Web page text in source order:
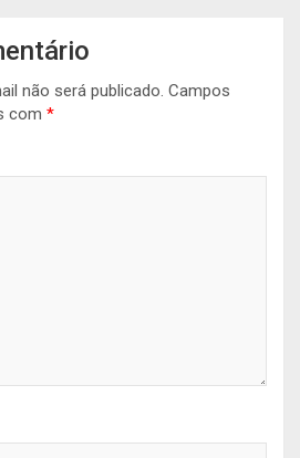
não será publicado. Campos
com *